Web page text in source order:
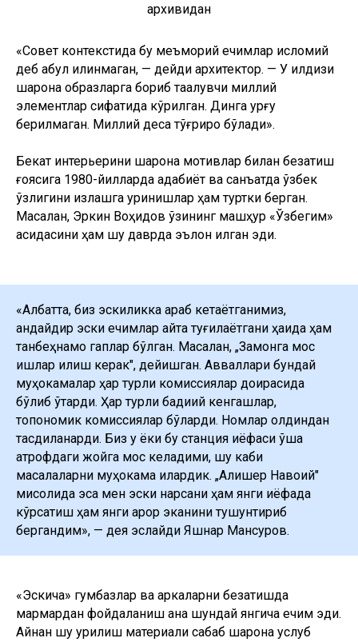
архивидан
«Совет контекстида бу меъморий ечимлар исломий
деб қабул қилинмаган, — дейди архитектор. — У илдизи
шарқона образларга бориб тақалувчи миллий
элементлар сифатида кўрилган. Динга урғу
берилмаган. Миллий деса тўғрироқ бўлади».
Бекат интерьерини шарқона мотивлар билан безатиш
ғоясига 1980-йилларда адабиёт ва санъатда ўзбек
ўзлигини излашга уринишлар ҳам туртки берган.
Масалан, Эркин Воҳидов ўзининг машҳур «Ўзбегим»
қасидасини ҳам шу даврда эълон қилган эди.
«Албатта, биз эскиликка қараб кетаётганимиз,
қандайдир эски ечимлар қайта туғилаётгани ҳақида ҳам
танбеҳнамо гаплар бўлган. Масалан, „Замонга мос
ишлар қилиш керак", дейишган. Авваллари бундай
муҳокамалар ҳар турли комиссиялар доирасида
бўлиб ўтарди. Ҳар турли бадиий кенгашлар,
топономик комиссиялар бўларди. Номлар олдиндан
тасдиқланарди. Биз у ёки бу станция қиёфаси ўша
атрофдаги жойга мос келадими, шу каби
масалаларни муҳокама қилардик. „Алишер Навоий"
мисолида эса мен эски нарсани ҳам янги қиёфада
кўрсатиш ҳам янги қарор эканини тушунтириб
бергандим», — дея эслайди Яшнар Мансуров.
«Эскича» гумбазлар ва аркаларни безатишда
мармардан фойдаланиш ана шундай янгича ечим эди.
Айнан шу қурилиш материали сабаб шарқона услуб